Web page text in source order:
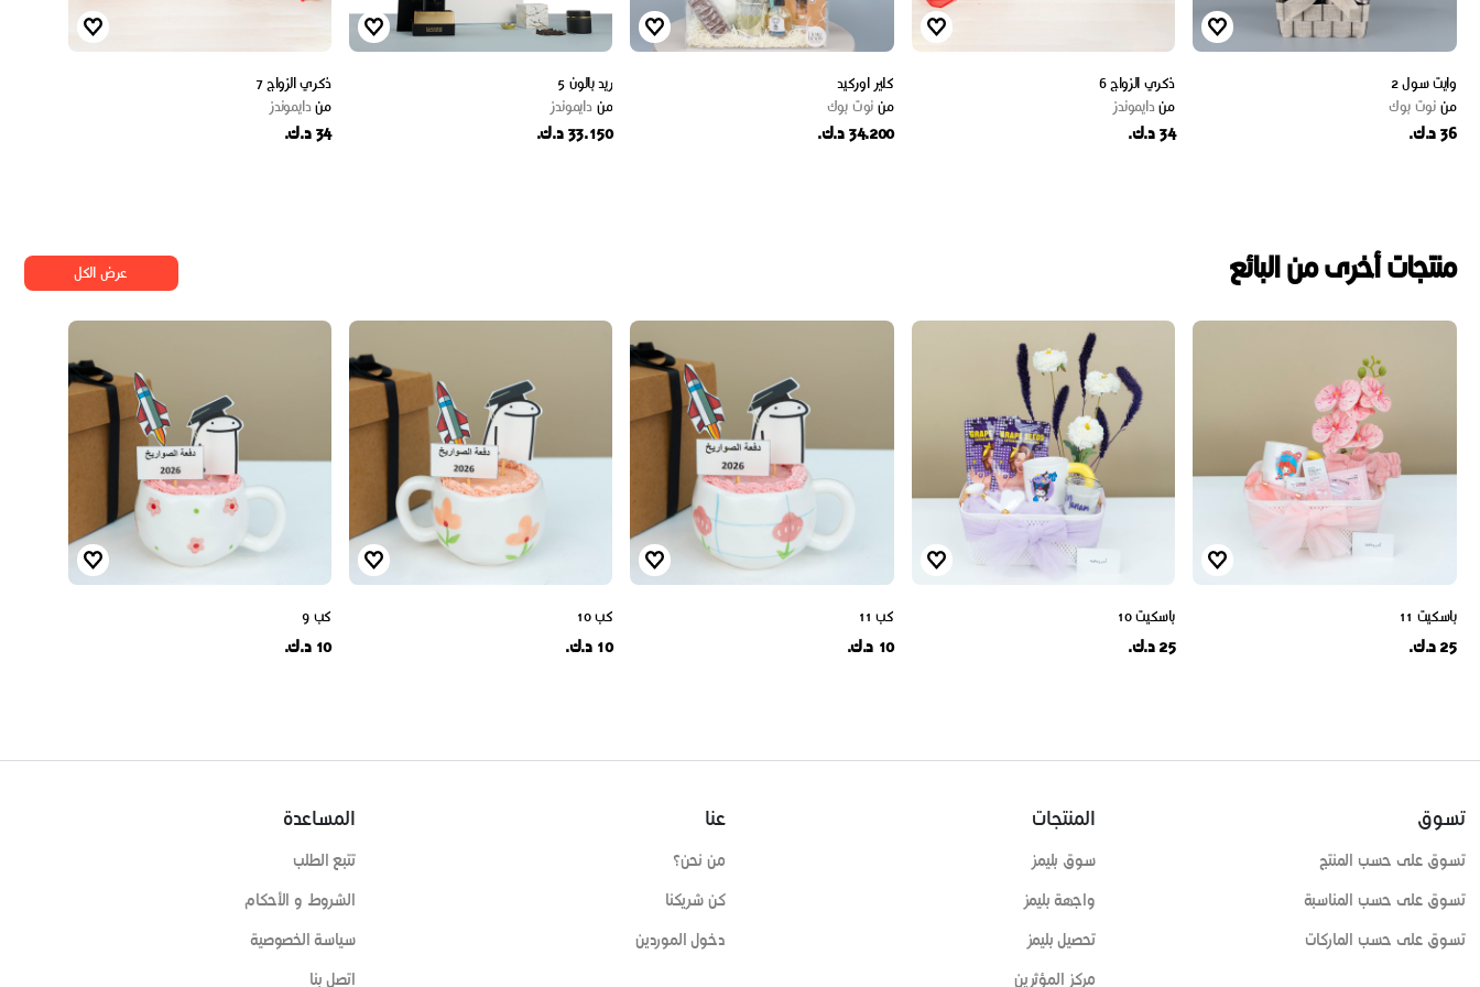
وايت سول 2
من نوت بوك
36 د.ك.
ذكري الزواج 6
مندايموندز
34 د.ك.
كلير اوركيد
مننوت بوك
34.200 د.ك.
ريد بالون 5
من دايموندز
33.150 د.ك.
ذكري الزواج 7
مندايموندز
34 د.ك.
منتجات أخرى من البائع عرض الكل
باسكيت 11
25 د.ك.
باسكيت 10
25 د.ك.
كب 11
10 د.ك.
كب 10
10 د.ك.
كب 9
10 د.ك.
تسوق
تسوق على حسب المنتج
تسوق على حسب المناسبة
تسوق على حسب الماركات
المنتجات
سوق بليمز
واجهة بليمز
تحصيل بليمز
مركز المؤثرين
عنا
من نحن؟
كن شريكنا
دخول الموردين
المساعدة
تتبع الطلب
الشروط و الأحكام
سياسة الخصوصية
اتصل بنا